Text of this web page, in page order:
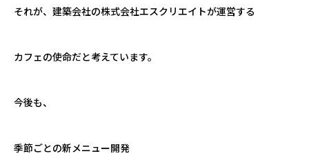
それが、建築会社の株式会社エスクリエイトが運営する
カフェの使命だと考えています。
今後も、
季節ごとの新メニュー開発